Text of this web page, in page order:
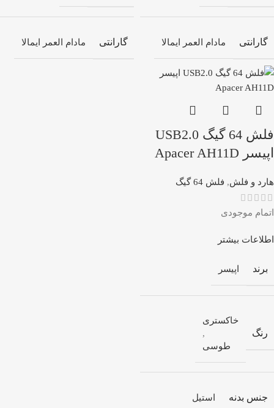
گارانتی مادام العمر ایمالا گارانتی مادام العمر ایمالا
فلش 64 گیگ USB2.0
اپیسر Apacer AH11D
هارد و فلش, فلش 64 گیگ
اتمام موجودی
اطلاعات بیشتر
برند اپیسر
رنگ
خاکستری
,
طوسی
جنس بدنه استیل